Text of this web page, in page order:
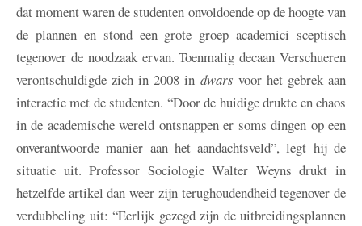
dat moment waren de studenten onvoldoende op de hoogte van
de plannen en stond een grote groep academici sceptisch
tegenover de noodzaak ervan. Toenmalig decaan Verschueren
verontschuldigde zich in 2008 in dwars voor het gebrek aan
interactie met de studenten. “Door de huidige drukte en chaos
in de academische wereld ontsnappen er soms dingen op een
onverantwoorde manier aan het aandachtsveld”, legt hij de
situatie uit. Professor Sociologie Walter Weyns drukt in
hetzelfde artikel dan weer zijn terughoudendheid tegenover de
verdubbeling uit: “Eerlijk gezegd zijn de uitbreidingsplannen